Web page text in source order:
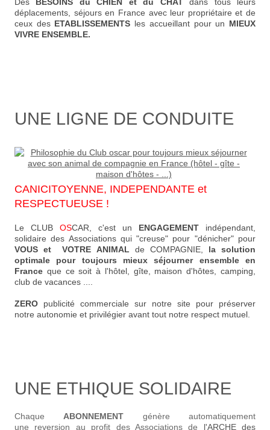
déplacements, séjours en France avec leur propriétaire et de
ceux des ETABLISSEMENTS les accueillant pour un MIEUX
VIVRE ENSEMBLE.
UNE LIGNE DE CONDUITE
CANICITOYENNE, INDEPENDANTE et
RESPECTUEUSE !
Le CLUB OSCAR, c'est un ENGAGEMENT indépendant,
solidaire des Associations qui "creuse" pour "dénicher" pour
VOUS et VOTRE ANIMAL de COMPAGNIE, la solution
optimale pour toujours mieux séjourner ensemble en
France que ce soit à l'hôtel, gîte, maison d'hôtes, camping,
club de vacances ....
ZERO publicité commerciale sur notre site pour préserver
notre autonomie et privilégier avant tout notre respect mutuel.
UNE ETHIQUE SOLIDAIRE
Chaque ABONNEMENT génère automatiquement
une reversion au profit des Associations de l'ARCHE des